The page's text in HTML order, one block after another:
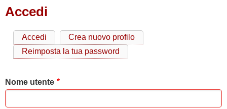
di
Accedi
Schede
primarie
Accedi
Crea nuovo profilo
Reimposta la tua password
Nome utente